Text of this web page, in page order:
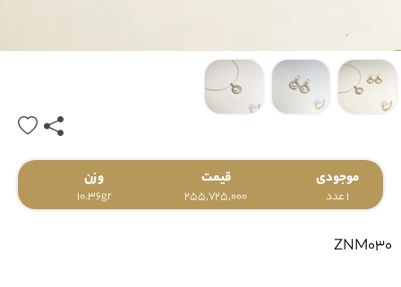
موجودی
1 عدد
قیمت
255,725,000
وزن
10.36gr
ZNM030